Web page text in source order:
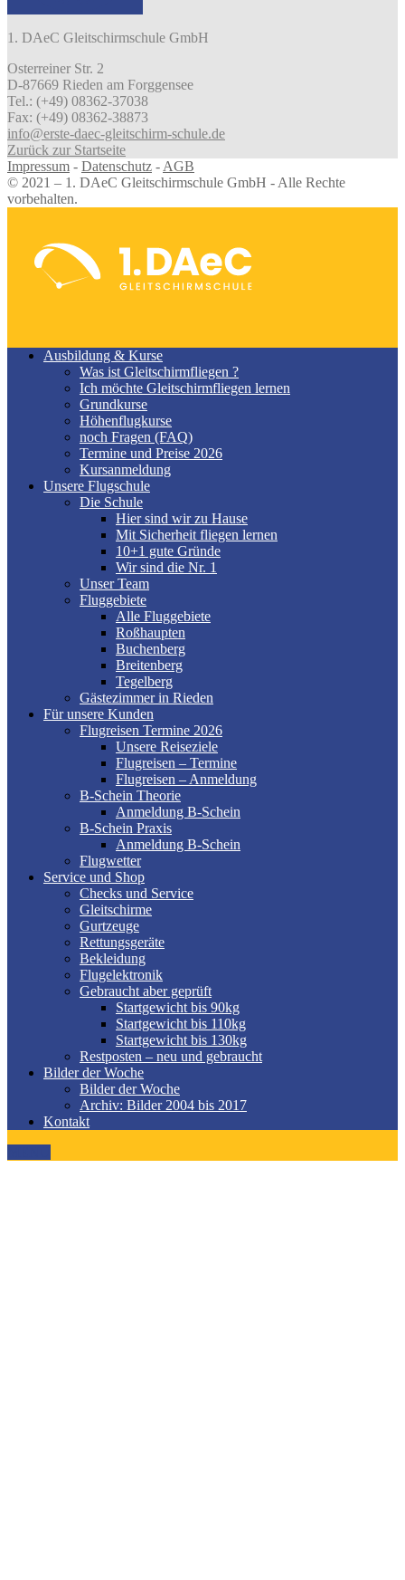
1. DAeC Gleitschirmschule GmbH
Osterreiner Str. 2
D-87669 Rieden am Forggensee
Tel.: (+49) 08362-37038
Fax: (+49) 08362-38873
info@erste-daec-gleitschirm-schule.de
Zurück zur Startseite
Impressum - Datenschutz - AGB
© 2021 – 1. DAeC Gleitschirmschule GmbH - Alle Rechte
vorbehalten.
Ausbildung & Kurse
Was ist Gleitschirmfliegen ?
Ich möchte Gleitschirmfliegen lernen
Grundkurse
Höhenflugkurse
noch Fragen (FAQ)
Termine und Preise 2026
Kursanmeldung
Unsere Flugschule
Die Schule
Hier sind wir zu Hause
Mit Sicherheit fliegen lernen
10+1 gute Gründe
Wir sind die Nr. 1
Unser Team
Fluggebiete
Alle Fluggebiete
Roßhaupten
Buchenberg
Breitenberg
Tegelberg
Gästezimmer in Rieden
Für unsere Kunden
Flugreisen Termine 2026
Unsere Reiseziele
Flugreisen – Termine
Flugreisen – Anmeldung
B-Schein Theorie
Anmeldung B-Schein
B-Schein Praxis
Anmeldung B-Schein
Flugwetter
Service und Shop
Checks und Service
Gleitschirme
Gurtzeuge
Rettungsgeräte
Bekleidung
Flugelektronik
Gebraucht aber geprüft
Startgewicht bis 90kg
Startgewicht bis 110kg
Startgewicht bis 130kg
Restposten – neu und gebraucht
Bilder der Woche
Bilder der Woche
Archiv: Bilder 2004 bis 2017
Kontakt